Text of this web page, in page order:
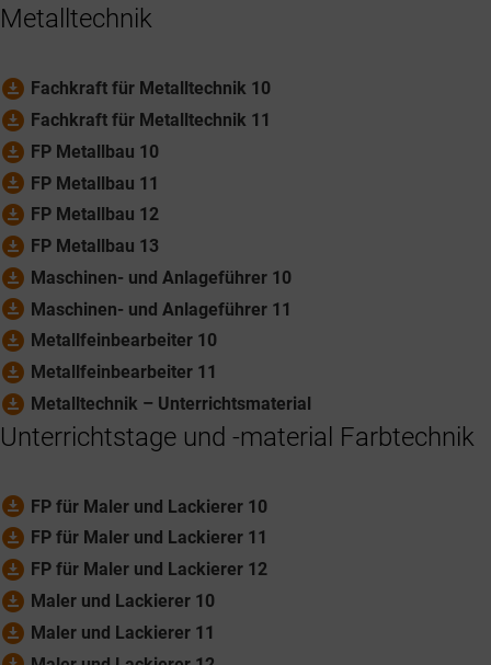
Metalltechnik
download_for_offline Fachkraft für Metalltechnik 10
download_for_offline Fachkraft für Metalltechnik 11
download_for_offline FP Metallbau 10
download_for_offline FP Metallbau 11
download_for_offline FP Metallbau 12
download_for_offline FP Metallbau 13
download_for_offline Maschinen- und Anlageführer 10
download_for_offline Maschinen- und Anlageführer 11
download_for_offline Metallfeinbearbeiter 10
download_for_offline Metallfeinbearbeiter 11
download_for_offline Metalltechnik – Unterrichtsmaterial
Unterrichtstage und -material Farbtechnik
download_for_offline FP für Maler und Lackierer 10
download_for_offline FP für Maler und Lackierer 11
download_for_offline FP für Maler und Lackierer 12
download_for_offline Maler und Lackierer 10
download_for_offline Maler und Lackierer 11